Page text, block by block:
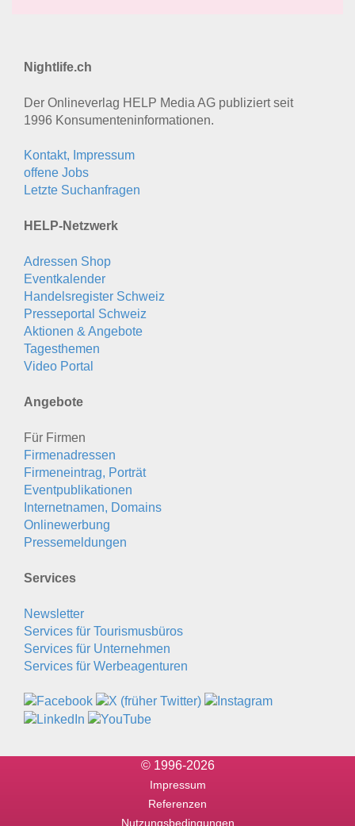
Nightlife.ch
Der Onlineverlag HELP Media AG publiziert seit
1996 Konsumenten­informationen.
Kontakt, Impressum
offene Jobs
Letzte Suchanfragen
HELP-Netzwerk
Adressen Shop
Eventkalender
Handelsregister Schweiz
Presseportal Schweiz
Aktionen & Angebote
Tagesthemen
Video Portal
Angebote
Für Firmen
Firmenadressen
Firmeneintrag, Porträt
Eventpublikationen
Internetnamen, Domains
Onlinewerbung
Pressemeldungen
Services
Newsletter
Services für Tourismusbüros
Services für Unternehmen
Services für Werbeagenturen
© 1996-2026
Impressum
Referenzen
Nutzungsbedingungen